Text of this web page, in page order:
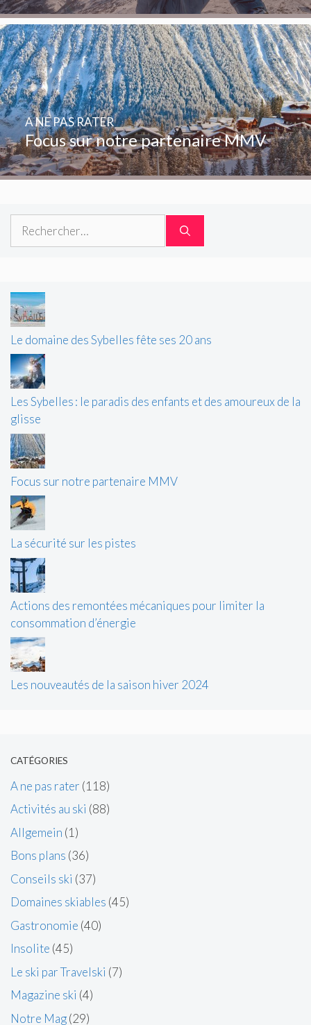
Focus sur notre partenaire MMV
A NE PAS RATER
Le domaine des Sybelles fête ses 20 ans
Les Sybelles : le paradis des enfants et des amoureux de la
glisse
Focus sur notre partenaire MMV
La sécurité sur les pistes
Actions des remontées mécaniques pour limiter la
consommation d’énergie
Les nouveautés de la saison hiver 2024
CATÉGORIES
A ne pas rater (118)
Activités au ski (88)
Allgemein (1)
Bons plans (36)
Conseils ski (37)
Domaines skiables (45)
Gastronomie (40)
Insolite (45)
Le ski par Travelski (7)
Magazine ski (4)
Notre Mag(29)